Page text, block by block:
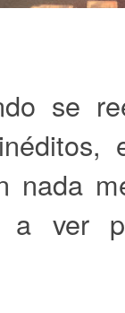
se
nada
ver